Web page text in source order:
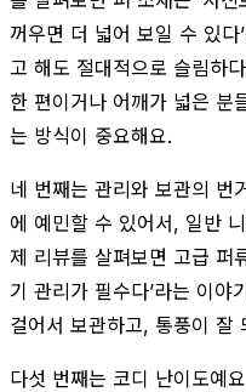
꺼우면 더 넓어 보일 수 있
고 해도 절대적으로 슬림하
한 편이거나 어깨가 넓은 분
는 방식이 중요해요.
네 번째는 관리와 보관의 번
에 예민할 수 있어서, 일반
제 리뷰를 살펴보면 고급 퍼
기 관리가 필수다’라는 이야
걸어서 보관하고, 통풍이 잘
다섯 번째는 코디 난이도예